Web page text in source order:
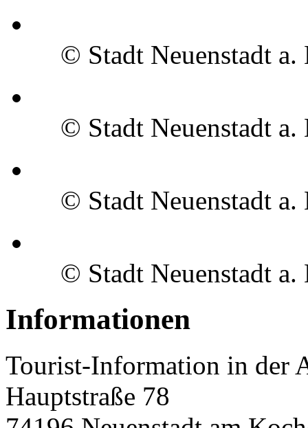
© Stadt Neuenstadt a.
© Stadt Neuenstadt a.
© Stadt Neuenstadt a.
© Stadt Neuenstadt a.
Informationen
Tourist-Information in der
Hauptstraße 78